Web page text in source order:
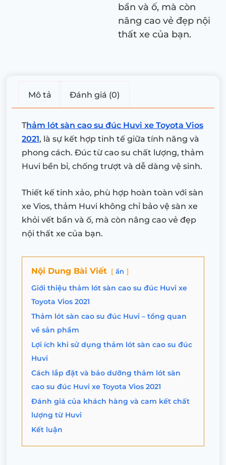
bẩn và ố, mà còn
nâng cao vẻ đẹp nội
thất xe của bạn.
Mô tả Đánh giá (0)
Thảm lót sàn cao su đúc Huvi xe Toyota Vios
2021, là sự kết hợp tinh tế giữa tính năng và
phong cách. Đúc từ cao su chất lượng, thảm
Huvi bền bỉ, chống trượt và dễ dàng vệ sinh.
Thiết kế tinh xảo, phù hợp hoàn toàn với sàn
xe Vios, thảm Huvi không chỉ bảo vệ sàn xe
khỏi vết bẩn và ố, mà còn nâng cao vẻ đẹp
nội thất xe của bạn.
Nội Dung Bài Viết ẩn
Giới thiệu thảm lót sàn cao su đúc Huvi xe
Toyota Vios 2021
Thảm lót sàn cao su đúc Huvi – tổng quan
về sản phẩm
Lợi ích khi sử dụng thảm lót sàn cao su đúc
Huvi
Cách lắp đặt và bảo dưỡng thảm lót sàn
cao su đúc Huvi xe Toyota Vios 2021
Đánh giá của khách hàng và cam kết chất
lượng từ Huvi
Kết luận